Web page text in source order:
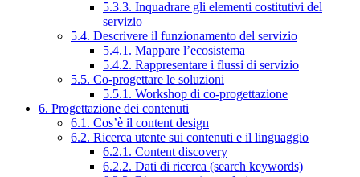
5.3.3. Inquadrare gli elementi costitutivi del
servizio
5.4. Descrivere il funzionamento del servizio
5.4.1. Mappare l’ecosistema
5.4.2. Rappresentare i flussi di servizio
5.5. Co-progettare le soluzioni
5.5.1. Workshop di co-progettazione
6. Progettazione dei contenuti
6.1. Cos’è il content design
6.2. Ricerca utente sui contenuti e il linguaggio
6.2.1. Content discovery
6.2.2. Dati di ricerca (search keywords)